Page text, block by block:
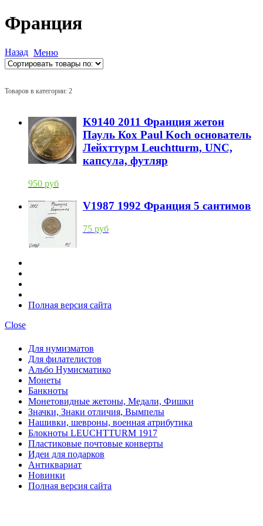
Франция
Назад Меню
Товаров в категории: 2
K9140 2011 Франция жетон
Пауль Кох Paul Koch основатель
Лейхттурм Leuchtturm, UNC,
капсула, футляр
950 руб
V1987 1992 Франция 5 сантимов
75 руб
Полная версия сайта
Close
Для нумизматов
Для филателистов
Альбо Нумисматико
Монеты
Банкноты
Монетовидные жетоны, Медали, Фишки
Значки, Знаки отличия, Вымпелы
Нашивки, шевроны, военная атрибутика
Блокноты LEUCHTTURM 1917
Пластиковые почтовые конверты
Идеи для подарков
Антиквариат
Новинки
Полная версия сайта